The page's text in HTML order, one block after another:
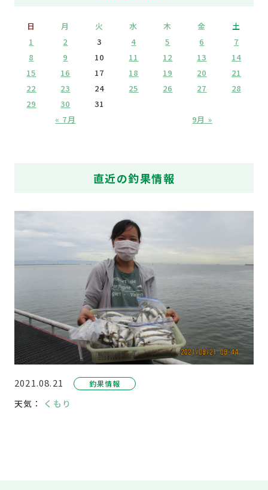
日 月 火 水 木 金 土
« 7月 9月 »
1 2 3 4 5 6
7
8
9 10 11 12 13
14
15
16 17 18 19 20
21
22
23 24 25 26 27
28
29
30 31
直近の釣果情報
2021.08.21 釣果情報
天気： くもり